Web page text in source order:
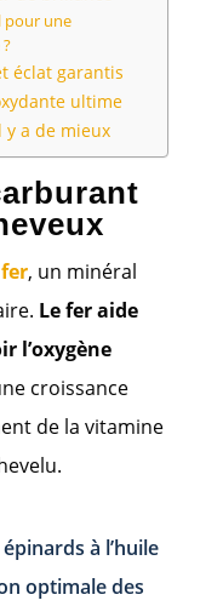
pour une
éclat garantis
ultime
y a de mieux
, un minéral
Le fer aide
l’oxygène
croissance
de la vitamine
à l’huile
optimale des